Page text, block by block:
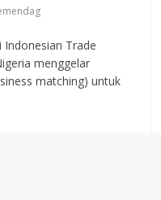
Indonesian Trade
menggelar
matching) untuk